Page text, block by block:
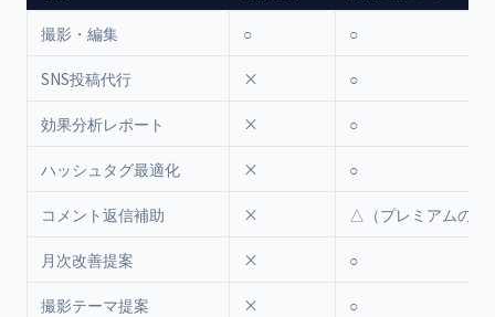
撮影・編集 ○ ○
SNS投稿代行 × ○
効果分析レポート × ○
ハッシュタグ最適化 × ○
コメント返信補助 × △（プレミアムのみ
月次改善提案 × ○
撮影テーマ提案 × ○